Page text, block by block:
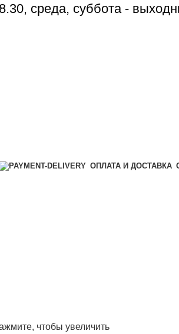
среда, суббота -
ОПЛАТА И ДОСТАВКА
чтобы увеличить